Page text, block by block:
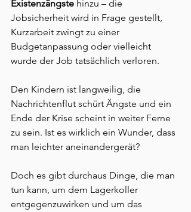
Existenzängste hinzu – die
Jobsicherheit wird in Frage gestellt,
Kurzarbeit zwingt zu einer
Budgetanpassung oder vielleicht
wurde der Job tatsächlich verloren.
Den Kindern ist langweilig, die
Nachrichtenflut schürt Ängste und ein
Ende der Krise scheint in weiter Ferne
zu sein. Ist es wirklich ein Wunder, dass
man leichter aneinandergerät?
Doch es gibt durchaus Dinge, die man
tun kann, um dem Lagerkoller
entgegenzuwirken und um das